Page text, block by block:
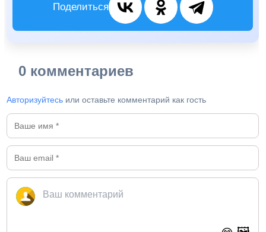
Поделиться
0 комментариев
Авторизуйтесь или оставьте комментарий как гость